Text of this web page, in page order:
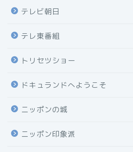
テレビ朝日
テレ東番組
トリセツショー
ドキュランドへようこそ
ニッポンの城
ニッポン印象派